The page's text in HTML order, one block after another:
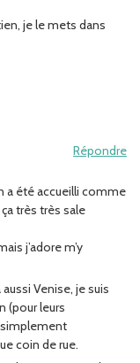
je le mets dans
Répondre
a été accueilli comme
très très sale
j’adore m’y
Venise, je suis
(pour leurs
simplement
coin de rue.